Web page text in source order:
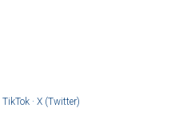
TikTok· X (Twitter)